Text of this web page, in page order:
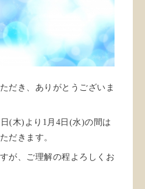
だき、ありがとうございま
(木)より1月4日(水)の間は
だきます。
が、ご理解の程よろしくお